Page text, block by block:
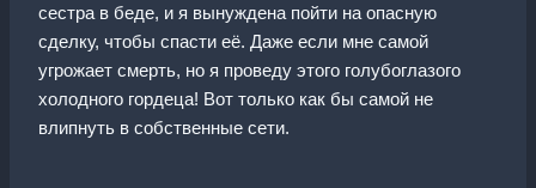
сестра в беде, и я вынуждена пойти на опасную
сделку, чтобы спасти её. Даже если мне самой
угрожает смерть, но я проведу этого голубоглазого
холодного гордеца! Вот только как бы самой не
влипнуть в собственные сети.